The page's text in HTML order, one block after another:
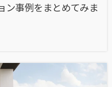
ン事例をまとめてみま